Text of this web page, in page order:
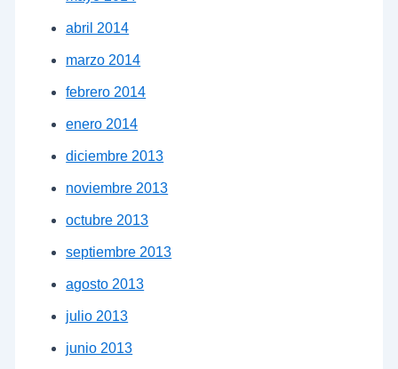
abril 2014
marzo 2014
febrero 2014
enero 2014
diciembre 2013
noviembre 2013
octubre 2013
septiembre 2013
agosto 2013
julio 2013
junio 2013